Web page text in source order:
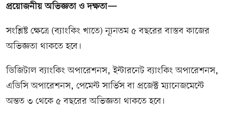
প্রয়োজনীয় অভিজ্ঞতা ও দক্ষতা—
সংশ্লিষ্ট ক্ষেত্রে (ব্যাংকিং খাতে) ন্যূনতম ৫ বছরের বাস্তব কাজের
অভিজ্ঞতা থাকতে হবে।
ডিজিটাল ব্যাংকিং অপারেশনস, ইন্টারনেট ব্যাংকিং অপারেশনস,
এডিসি অপারেশনস, পেমেন্ট সার্ভিস বা প্রজেক্ট ম্যানেজমেন্টে
অন্তত ৩ থেকে ৫ বছরের অভিজ্ঞতা থাকতে হবে।